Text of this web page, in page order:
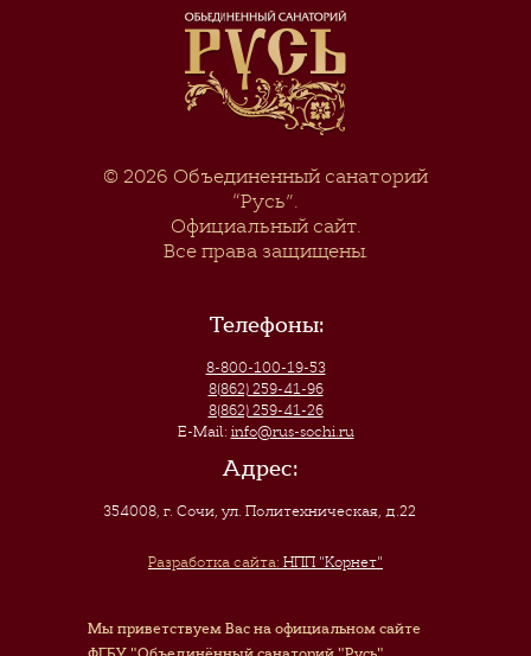
© 2026 Объединенный санаторий
“Русь”.
Официальный сайт.
Все права защищены.
Телефоны:
8-800-100-19-53
8(862) 259-41-96
8(862) 259-41-26
E-Mail: info@rus-sochi.ru
Адрес:
354008, г. Сочи,ул. Политехническая, д.22
Разработка сайта: НПП "Корнет"
Мы приветствуем Вас на официальном сайте